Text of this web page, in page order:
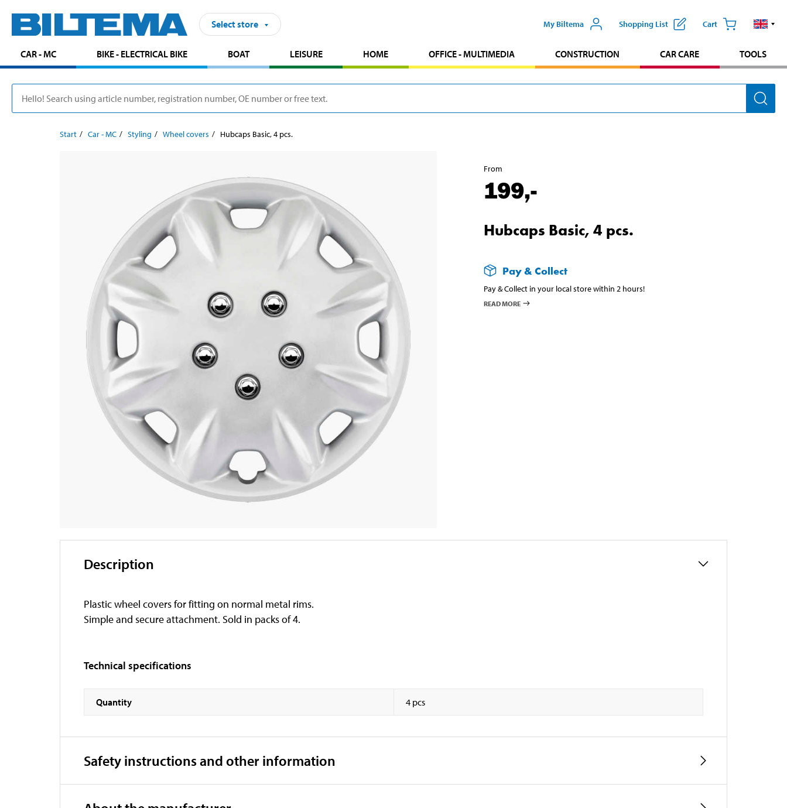
Select store My Biltema Shopping List Cart
CAR - MC BIKE - ELECTRICAL BIKE BOAT LEISURE HOME OFFICE - MULTIMEDIA CONSTRUCTION CAR CARE TOOLS
Start Car - MC Styling Wheel covers Hubcaps Basic, 4 pcs.
From
199,-
Hubcaps Basic, 4 pcs.
Pay & Collect
Pay & Collect in your local store within 2 hours!
READ MORE
Description
Plastic wheel covers for fitting on normal metal rims.
Simple and secure attachment. Sold in packs of 4.
Technical specifications
Quantity 4 pcs
Safety instructions and other information